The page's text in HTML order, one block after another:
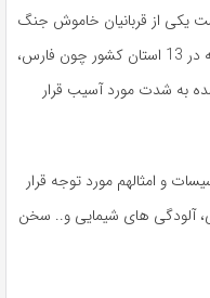
یکی از قربانیان خاموش جنگ
است و در همین جنگ تحمیلی سوم متأسفانه در 13 استان کشور چون فارس،
به شدت مورد آسیب قرار
و امثالهم مورد توجه قرار
آلودگی های شیمایی و.. سخن